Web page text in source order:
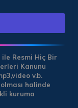
Resmi Hiç Bir
Kanunu
v.b.
halinde
kuruma